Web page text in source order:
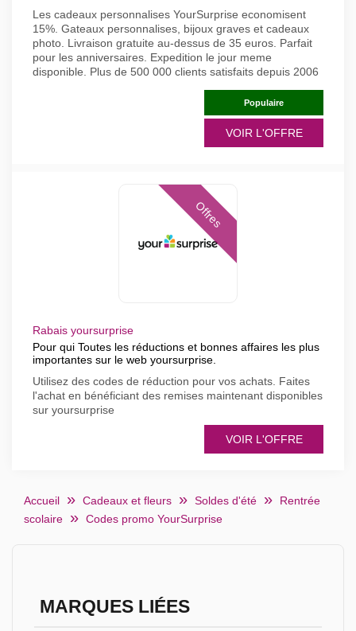
Les cadeaux personnalises YourSurprise economisent
15%. Gateaux personnalises, bijoux graves et cadeaux
photo. Livraison gratuite au-dessus de 35 euros. Parfait
pour les anniversaires. Expedition le jour meme
disponible. Plus de 500 000 clients satisfaits depuis 2006
Populaire
VOIR L'OFFRE
Offres
Rabais yoursurprise
Pour qui Toutes les réductions et bonnes affaires les plus
importantes sur le web yoursurprise.
Utilisez des codes de réduction pour vos achats. Faites
l'achat en bénéficiant des remises maintenant disponibles
sur yoursurprise
VOIR L'OFFRE
Accueil Cadeaux et fleurs Soldes d'été
Rentrée
scolaire
Codes promo YourSurprise
MARQUES LIÉES